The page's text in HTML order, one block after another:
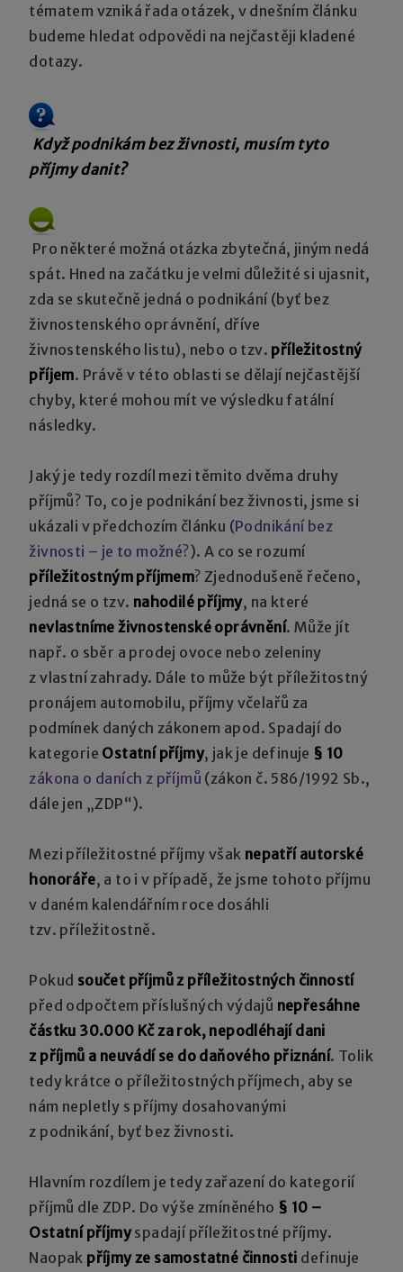
tématem vzniká řada otázek, v dnešním článku
budeme hledat odpovědi na nejčastěji kladené
dotazy.
Když podnikám bez živnosti, musím tyto
příjmy danit?
Pro některé možná otázka zbytečná, jiným nedá
spát. Hned na začátku je velmi důležité si ujasnit,
zda se skutečně jedná o podnikání (byť bez
živnostenského oprávnění, dříve
živnostenského listu), nebo o tzv. příležitostný
příjem. Právě v této oblasti se dělají nejčastější
chyby, které mohou mít ve výsledku fatální
následky.
Jaký je tedy rozdíl mezi těmito dvěma druhy
příjmů? To, co je podnikání bez živnosti, jsme si
ukázali v předchozím článku (Podnikání bez
živnosti – je to možné?). A co se rozumí
příležitostným příjmem? Zjednodušeně řečeno,
jedná se o tzv. nahodilé příjmy, na které
nevlastníme živnostenské oprávnění. Může jít
např. o sběr a prodej ovoce nebo zeleniny
z vlastní zahrady. Dále to může být příležitostný
pronájem automobilu, příjmy včelařů za
podmínek daných zákonem apod. Spadají do
kategorie Ostatní příjmy, jak je definuje § 10
zákona o daních z příjmů (zákon č. 586/1992 Sb.,
dále jen „ZDP“).
Mezi příležitostné příjmy však nepatří autorské
honoráře, a to i v případě, že jsme tohoto příjmu
v daném kalendářním roce dosáhli
tzv. příležitostně.
Pokud součet příjmů z příležitostných činností
před odpočtem příslušných výdajů nepřesáhne
částku 30.000 Kč za rok, nepodléhají dani
z příjmů a neuvádí se do daňového přiznání. Tolik
tedy krátce o příležitostných příjmech, aby se
nám nepletly s příjmy dosahovanými
z podnikání, byť bez živnosti.
Hlavním rozdílem je tedy zařazení do kategorií
příjmů dle ZDP. Do výše zmíněného § 10 –
Ostatní příjmyspadají příležitostné příjmy.
Naopak příjmy ze samostatné činnosti definuje